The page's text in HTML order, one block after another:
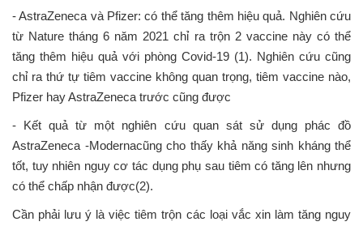
- AstraZeneca và Pfizer: có thể tăng thêm hiệu quả. Nghiên cứu
từ Nature tháng 6 năm 2021 chỉ ra trộn 2 vaccine này có thể
tăng thêm hiệu quả với phòng Covid-19 (1). Nghiên cứu cũng
chỉ ra thứ tự tiêm vaccine không quan trọng, tiêm vaccine nào,
Pfizer hay AstraZeneca trước cũng được
- Kết quả từ một nghiên cứu quan sát sử dụng phác đồ
AstraZeneca -Modernacũng cho thấy khả năng sinh kháng thể
tốt, tuy nhiên nguy cơ tác dụng phụ sau tiêm có tăng lên nhưng
có thể chấp nhận được(2).
Cần phải lưu ý là việc tiêm trộn các loại vắc xin làm tăng nguy